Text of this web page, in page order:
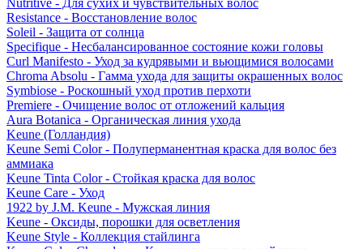
Nutritive - Для сухих и чувствительных волос
Resistance - Восстановление волос
Soleil - Защита от солнца
Specifique - Несбалансированное состояние кожи головы
Curl Manifesto - Уход за кудрявыми и вьющимися волосами
Chroma Absolu - Гамма ухода для защиты окрашенных волос
Symbiose - Роскошный уход против перхоти
Premiere - Очищение волос от отложений кальция
Aura Botanica - Органическая линия ухода
Keune (Голландия)
Keune Semi Color - Полуперманентная краска для волос без
аммиака
Keune Tinta Color - Стойкая краска для волос
Keune Care - Уход
1922 by J.M. Keune - Мужская линия
Keune - Оксиды, порошки для осветления
Keune Style - Коллекция стайлинга